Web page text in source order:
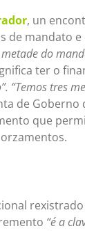
, un
de mandato
metade do
ter o
“Temos tres
de Goberno
que
“é a